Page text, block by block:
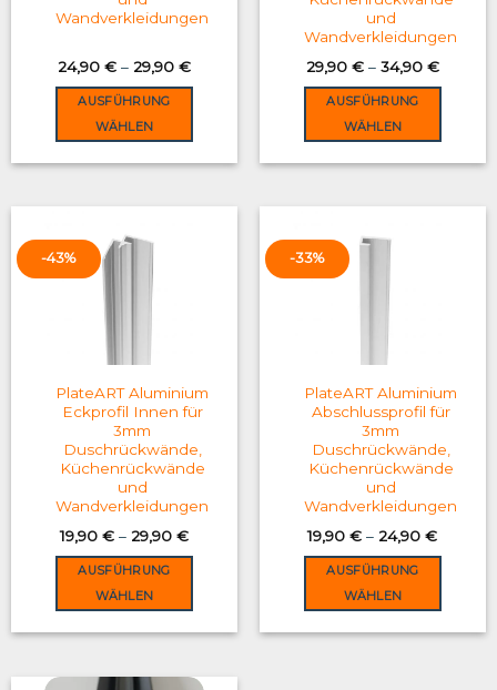
Wandverkleidungen
24,90 €– 29,90 €
AUSFÜHRUNG
WÄHLEN
variants.
options
chosen
on
the
product
page
und
Wandverkleidungen
29,90 €– 34,90 €
AUSFÜHRUNG
WÄHLEN
variants.
chosen
on
the
product
page
-43%
PlateART Aluminium
Eckprofil Innen für
3mm
Duschrückwände,
Küchenrückwände
und
Wandverkleidungen
19,90 €– 29,90 €
AUSFÜHRUNG
WÄHLEN
-33%
PlateART Aluminium
Abschlussprofil für
3mm
Duschrückwände,
Küchenrückwände
und
Wandverkleidungen
19,90€ – 24,90€
AUSFÜHRUNG
WÄHLEN